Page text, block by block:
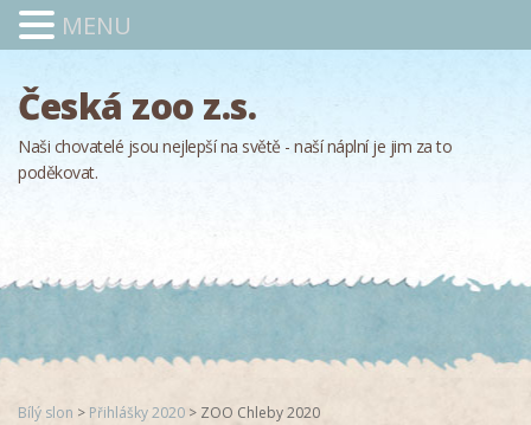
Česká zoo z.s.
Naši chovatelé jsou nejlepší na světě - naší náplní je jim za to
poděkovat.
Bílý slon > Přihlášky 2020 > ZOO Chleby 2020
MENU